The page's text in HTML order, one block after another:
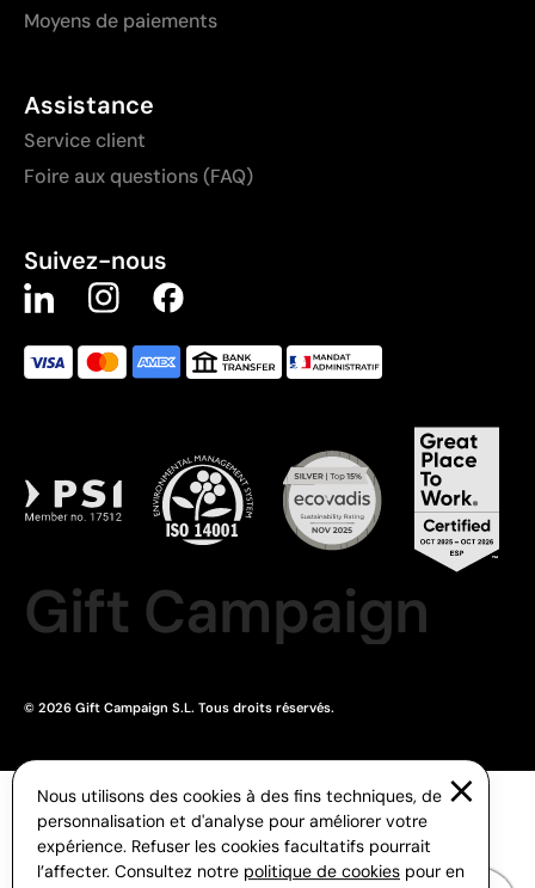
Moyens de paiements
Assistance
Service client
Foire aux questions (FAQ)
Suivez-nous
Gift Campaign
© 2026 Gift Campaign S.L. Tous droits réservés.
Nous utilisons des cookies à des fins techniques, de
personnalisation et d'analyse pour améliorer votre
expérience. Refuser les cookies facultatifs pourrait
l’affecter. Consultez notre politique de cookies pour en